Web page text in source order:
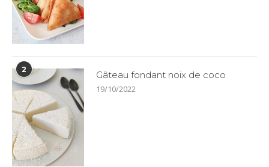
2
Gâteau fondant noix de coco
19/10/2022